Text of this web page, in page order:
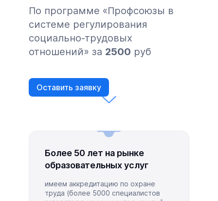
По программе «Профсоюзы в
системе регулирования
социально-трудовых
отношений» за 2500 руб
Оставить заявку
Более 50 лет на рынке
образовательных услуг
имеем аккредитацию по охране
труда (более 5000 специалистов